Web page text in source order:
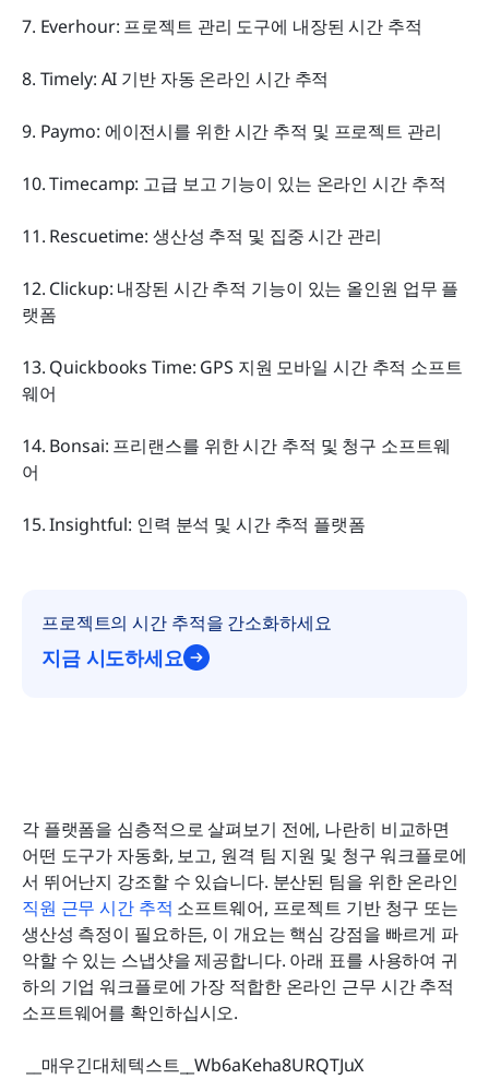
7. Everhour: 프로젝트 관리 도구에 내장된 시간 추적
8. Timely: AI 기반 자동 온라인 시간 추적
9. Paymo: 에이전시를 위한 시간 추적 및 프로젝트 관리
10. Timecamp: 고급 보고 기능이 있는 온라인 시간 추적
11. Rescuetime: 생산성 추적 및 집중 시간 관리
12. Clickup: 내장된 시간 추적 기능이 있는 올인원 업무 플
랫폼
13. Quickbooks Time: GPS 지원 모바일 시간 추적 소프트
웨어
14. Bonsai: 프리랜스를 위한 시간 추적 및 청구 소프트웨
어
15. Insightful: 인력 분석 및 시간 추적 플랫폼
프로젝트의 시간 추적을 간소화하세요
지금 시도하세요
각 플랫폼을 심층적으로 살펴보기 전에, 나란히 비교하면
어떤 도구가 자동화, 보고, 원격 팀 지원 및 청구 워크플로에
직원 근무 시간 추적 소프트웨어, 프로젝트 기반 청구 또는
생산성 측정이 필요하든, 이 개요는 핵심 강점을 빠르게 파
악할 수 있는 스냅샷을 제공합니다. 아래 표를 사용하여 귀
하의 기업 워크플로에 가장 적합한 온라인 근무 시간 추적
소프트웨어를 확인하십시오.
__매우긴대체텍스트__Wb6aKeha8URQTJuX